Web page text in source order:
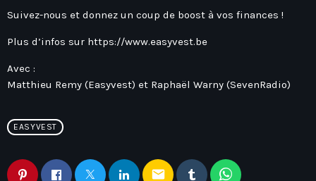
Suivez-nous et donnez un coup de boost à vos finances !
Plus d’infos sur https://www.easyvest.be
Avec :
Matthieu Remy (Easyvest) et Raphaël Warny (SevenRadio)
EASYVEST
email